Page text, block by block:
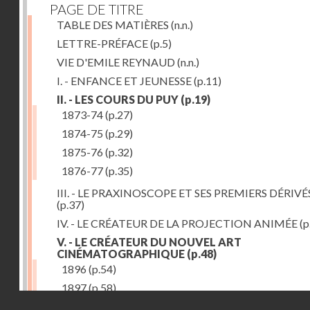
PAGE DE TITRE
TABLE DES MATIÈRES (n.n.)
LETTRE-PRÉFACE(p.5)
VIE D'EMILE REYNAUD (n.n.)
I. - ENFANCE ET JEUNESSE(p.11)
II. - LES COURS DU PUY (p.19)
1873-74(p.27)
1874-75 (p.29)
1875-76 (p.32)
1876-77(p.35)
III. - LE PRAXINOSCOPE ET SES PREMIERS
(p.37)
IV. - LE CRÉATEUR DE LA PROJECTION ANIMÉE
V. - LE CRÉATEUR DU NOUVEL ART
CINÉMATOGRAPHIQUE (p.48)
1896 (p.54)
1897(p.58)